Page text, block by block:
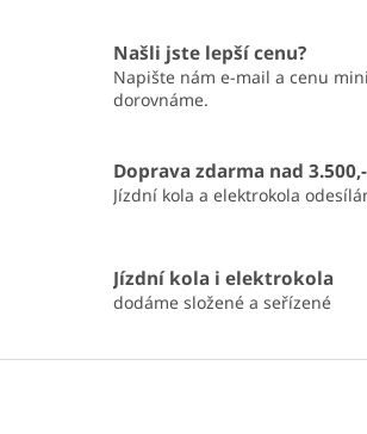
Našli jste lepší cenu?
Napište nám e-mail a cenu
dorovnáme.
Doprava zdarma nad
Jízdní kola a elektrokola
Jízdní kola i elektrokola
dodáme složené a seřízené